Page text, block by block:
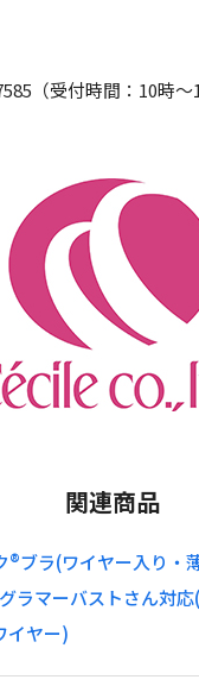
（受付時間：10時
関連商品
®ブラ(ワイヤー入り・
ラマーバストさん対
イヤー)